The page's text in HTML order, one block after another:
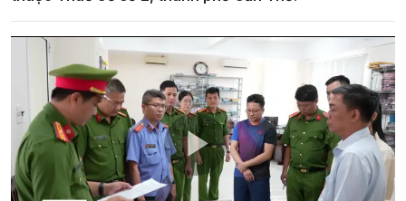
Play